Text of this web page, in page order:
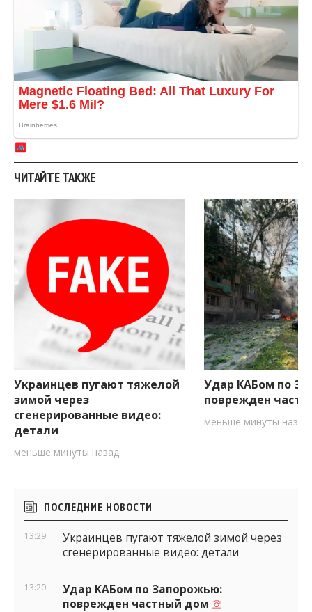
ЧИТАЙТЕ ТАКЖЕ
Украинцев пугают тяжелой
зимой через
сгенерированные видео:
детали
меньше минуты назад
Удар КАБом по
поврежден
меньше минуты назад
Боковые
виджеты
ПОСЛЕДНИЕ НОВОСТИ
13:29
Украинцев пугают тяжелой зимой через
сгенерированные видео: детали
13:20
Удар КАБом по Запорожью:
поврежден частный дом